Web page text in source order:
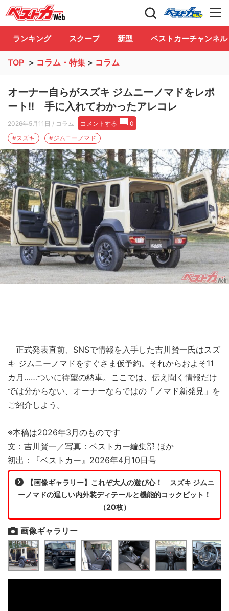
自動車情報誌「ベストカー」 Club
ランキング スクープ 新型 ベストカーチャンネル
TOP > コラム・特集 > コラム
オーナー自らがスズキ ジムニーノマドをレポ
ート!! 手に入れてわかったアレコレ
2026年5月11日 / コラム コメントする
0
#スズキ
#ジムニーノマド
正式発表直前、SNSで情報を入手した吉川賢一氏はスズ
キ ジムニーノマドをすぐさま仮予約。それからおよそ11
カ月……ついに待望の納車。ここでは、伝え聞く情報だけ
では分からない、オーナーならではの「ノマド新発見」を
ご紹介しよう。
※本稿は2026年3月のものです
文：吉川賢一／写真：ベストカー編集部 ほか
初出：『ベストカー』2026年4月10日号
【画像ギャラリー】これぞ大人の遊び心！ スズキ ジムニ
ーノマドの逞しい内外装ディテールと機能的コックピット！
（20枚）
画像ギャラリー